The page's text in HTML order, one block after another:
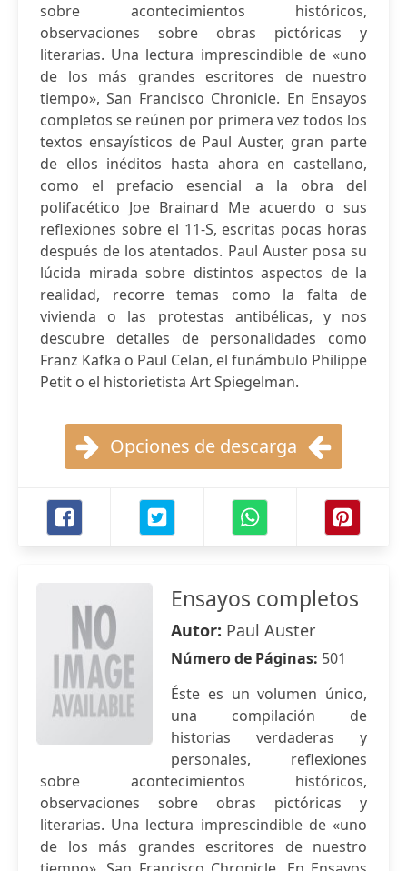
sobre acontecimientos históricos,
observaciones sobre obras pictóricas y
literarias. Una lectura imprescindible de «uno
de los más grandes escritores de nuestro
tiempo», San Francisco Chronicle. En Ensayos
completos se reúnen por primera vez todos los
textos ensayísticos de Paul Auster, gran parte
de ellos inéditos hasta ahora en castellano,
como el prefacio esencial a la obra del
polifacético Joe Brainard Me acuerdo o sus
reflexiones sobre el 11-S, escritas pocas horas
después de los atentados. Paul Auster posa su
lúcida mirada sobre distintos aspectos de la
realidad, recorre temas como la falta de
vivienda o las protestas antibélicas, y nos
descubre detalles de personalidades como
Franz Kafka o Paul Celan, el funámbulo Philippe
Petit o el historietista Art Spiegelman.
Opciones de descarga
Ensayos completos
Autor: Paul Auster
Número de Páginas: 501
Éste es un volumen único,
una compilación de
historias verdaderas y
personales, reflexiones
sobre acontecimientos históricos,
observaciones sobre obras pictóricas y
literarias. Una lectura imprescindible de «uno
de los más grandes escritores de nuestro